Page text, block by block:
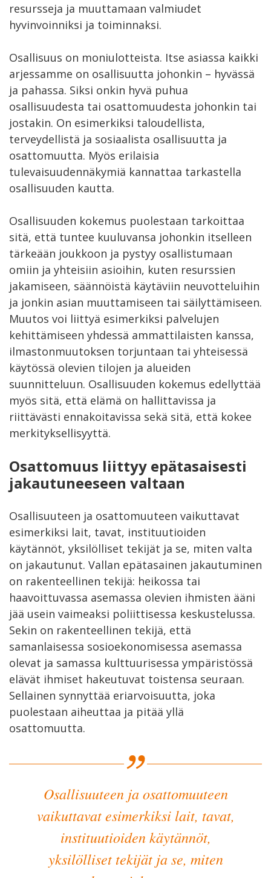
resursseja ja muuttamaan valmiudet
hyvinvoinniksi ja toiminnaksi.
Osallisuus on moniulotteista. Itse asiassa kaikki
arjessamme on osallisuutta johonkin – hyvässä
ja pahassa. Siksi onkin hyvä puhua
osallisuudesta tai osattomuudesta johonkin tai
jostakin. On esimerkiksi taloudellista,
terveydellistä ja sosiaalista osallisuutta ja
osattomuutta. Myös erilaisia
tulevaisuudennäkymiä kannattaa tarkastella
osallisuuden kautta.
Osallisuuden kokemus puolestaan tarkoittaa
sitä, että tuntee kuuluvansa johonkin itselleen
tärkeään joukkoon ja pystyy osallistumaan
omiin ja yhteisiin asioihin, kuten resurssien
jakamiseen, säännöistä käytäviin neuvotteluihin
ja jonkin asian muuttamiseen tai säilyttämiseen.
Muutos voi liittyä esimerkiksi palvelujen
kehittämiseen yhdessä ammattilaisten kanssa,
ilmastonmuutoksen torjuntaan tai yhteisessä
käytössä olevien tilojen ja alueiden
suunnitteluun. Osallisuuden kokemus edellyttää
myös sitä, että elämä on hallittavissa ja
riittävästi ennakoitavissa sekä sitä, että kokee
merkityksellisyyttä.
Osattomuus liittyy epätasaisesti
jakautuneeseen valtaan
Osallisuuteen ja osattomuuteen vaikuttavat
esimerkiksi lait, tavat, instituutioiden
käytännöt, yksilölliset tekijät ja se, miten valta
on jakautunut. Vallan epätasainen jakautuminen
on rakenteellinen tekijä: heikossa tai
haavoittuvassa asemassa olevien ihmisten ääni
jää usein vaimeaksi poliittisessa keskustelussa.
Sekin on rakenteellinen tekijä, että
samanlaisessa sosioekonomisessa asemassa
olevat ja samassa kulttuurisessa ympäristössä
elävät ihmiset hakeutuvat toistensa seuraan.
Sellainen synnyttää eriarvoisuutta, joka
puolestaan aiheuttaa ja pitää yllä
osattomuutta.
Osallisuuteen ja osattomuuteen
vaikuttavat esimerkiksi lait, tavat,
instituutioiden käytännöt,
yksilölliset tekijät ja se, miten